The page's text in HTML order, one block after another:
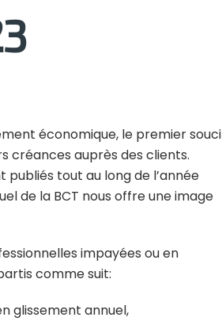
économique, le premier souci
créances auprès des clients.
publiés tout au long de l’année
de la BCT nous offre une image
impayées ou en
comme suit:
glissement annuel,